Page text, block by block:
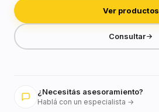
Ver productos
Consultar
¿Necesitás asesoramiento?
Hablá con un especialista →